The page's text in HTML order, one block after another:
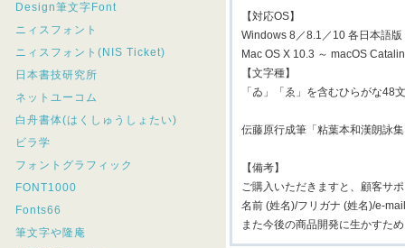
Design筆文字Font
ニィスフォント
ニィスフォント(NIS Ticket)
日本書技研究所
ネットユーコム
白舟書体(はくしゅうしょたい)
ビラ学
フォントグラフィック
FONT1000
Fonts66
筆文字や隆庵
【対応OS】
Windows 8／8.1／10 各日本語版
Mac OS X 10.3 ～ macOS
【文字種】
「ゐ」「ゑ」を含むひらがな48
伝藤原行成筆「粘葉本和漢朗詠
【備考】
ご購入いただきますと、顧客サ
名前 (姓名)/フリガナ (姓名)/e-
また今後の商品開発に生かすた